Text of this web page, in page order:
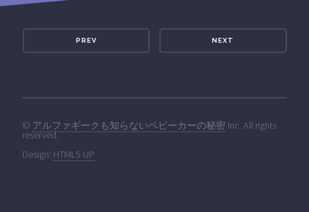
PREV NEXT
© アルファギークも知らないベビーカーの秘密 Inc. All rights
reserved.
Design: HTML5 UP